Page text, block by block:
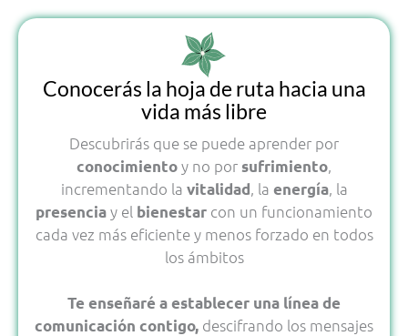
Conocerás la hoja de ruta hacia una
vida más libre
Descubrirás que se puede aprender por
conocimientoy no por sufrimiento,
incrementando la vitalidad, la energía, la
presenciay el bienestar con un funcionamiento
cada vez más eficiente y menos forzado en todos
los ámbitos
Te enseñaré a establecer una línea de
comunicación contigo, descifrando los mensajes